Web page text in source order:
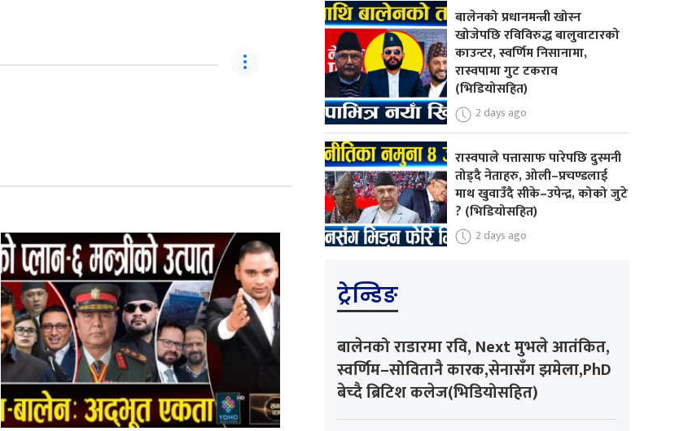
बालेनको प्रधानमन्त्री खोस्न
खोजेपछि रविविरुद्ध बालुवाटारको
काउन्टर, स्वर्णिम निसानामा,
रास्वपामा गुट टकराव
(भिडियोसहित)
2 days ago
रास्वपाले पत्तासाफ पारेपछि दुस्मनी
तोड्दै नेताहरु, ओली–प्रचण्डलाई
माथ खुवाउँदै सीके–उपेन्द्र, कोको जुटे
? (भिडियोसहित)
2 days ago
ट्रेन्डिङ
बालेनको राडारमा रवि, Next मुभले आतंकित,
स्वर्णिम–सोवितानै कारक,सेनासँग झमेला,PhD
बेच्दै ब्रिटिश कलेज(भिडियोसहित)